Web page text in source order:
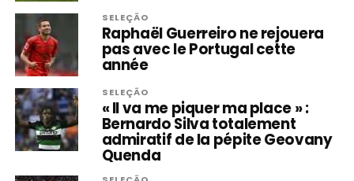
SELEÇÃO
Raphaël Guerreiro ne rejouera
pas avec le Portugal cette
année
SELEÇÃO
« Il va me piquer ma place » :
Bernardo Silva totalement
admiratif de la pépite Geovany
Quenda